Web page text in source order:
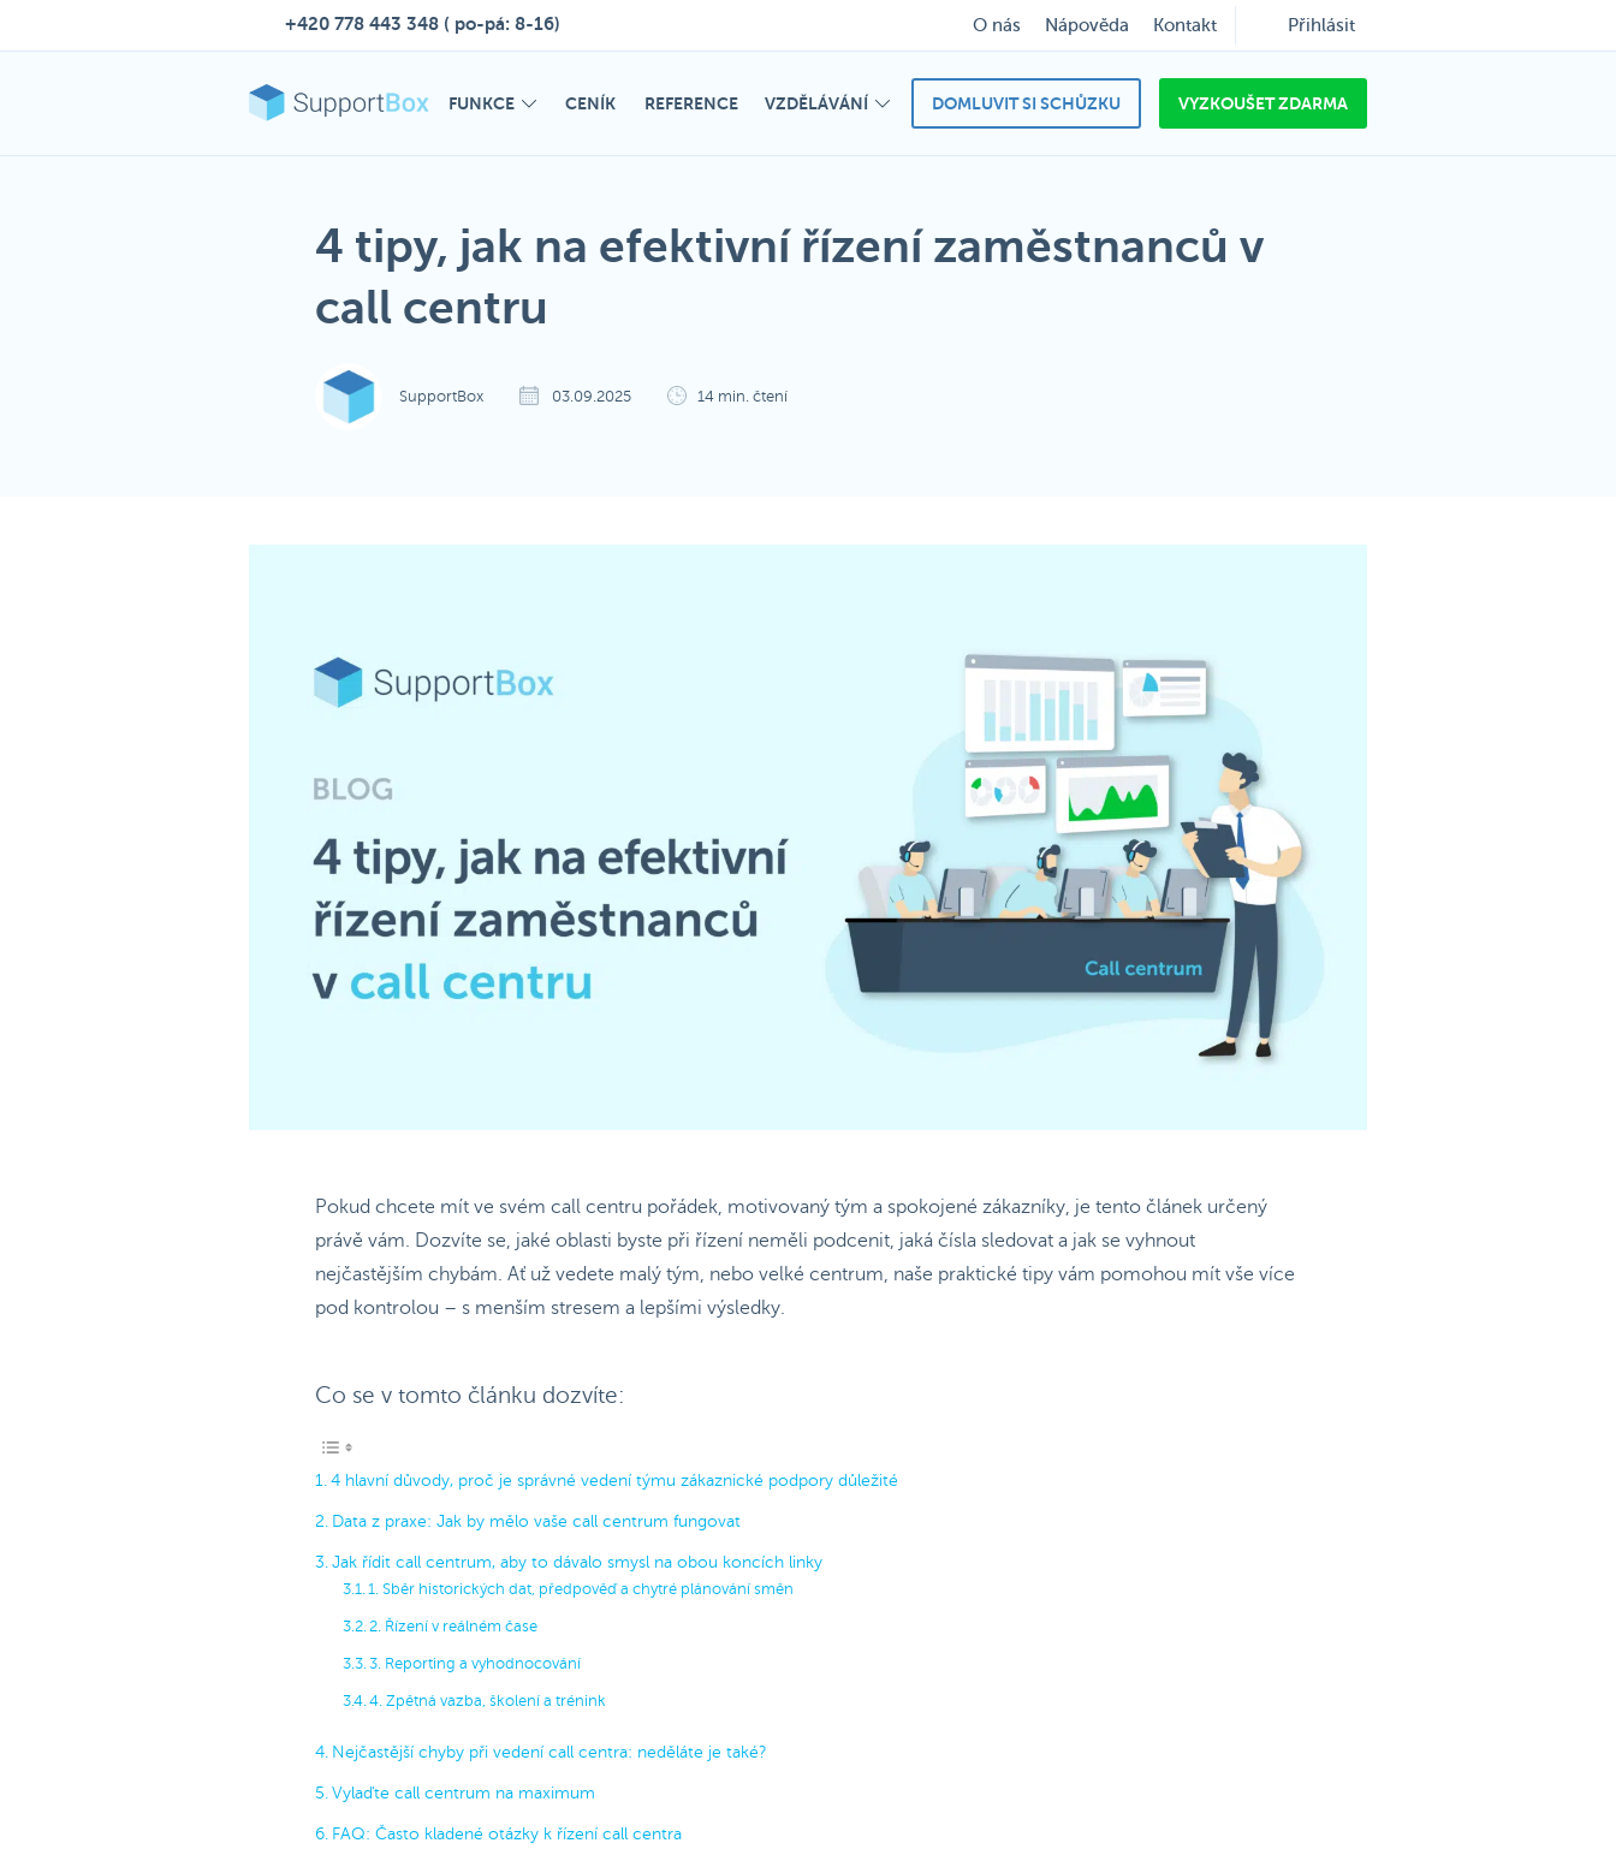
+420 778 443 348 ( po-pá: 8-16) O nás Nápověda Kontakt Přihlásit
FUNKCE CENÍK REFERENCE VZDĚLÁVÁNÍ DOMLUVIT SI SCHŮZKU VYZKOUŠET ZDARMA
4 tipy, jak na efektivní řízení zaměstnanců v
call centru
SupportBox 03.09.2025 14 min. čtení
Pokud chcete mít ve svém call centru pořádek, motivovaný tým a spokojené zákazníky, je tento článek určený
právě vám. Dozvíte se, jaké oblasti byste při řízení neměli podcenit, jaká čísla sledovat a jak se vyhnout
nejčastějším chybám. Ať už vedete malý tým, nebo velké centrum, naše praktické tipy vám pomohou mít vše více
pod kontrolou – s menším stresem a lepšími výsledky.
Co se v tomto článku dozvíte:
4 hlavní důvody, proč je správné vedení týmu zákaznické podpory důležité
Data z praxe: Jak by mělo vaše call centrum fungovat
Jak řídit call centrum, aby to dávalo smysl na obou koncích linky
1. Sběr historických dat, předpověď a chytré plánování směn
2. Řízení v reálném čase
3. Reporting a vyhodnocování
4. Zpětná vazba, školení a trénink
Nejčastější chyby při vedení call centra: neděláte je také?
Vylaďte call centrum na maximum
FAQ: Často kladené otázky k řízení call centra